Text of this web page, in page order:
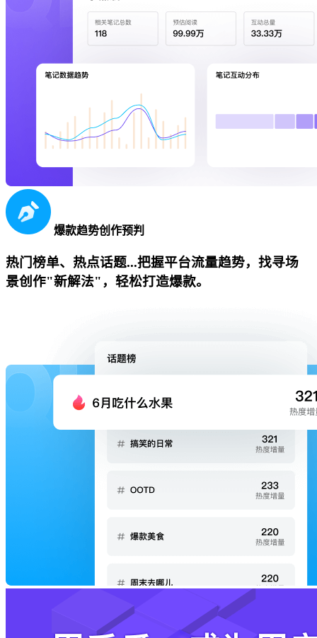
爆款趋势创作预判
热门榜单、热点话题...把握平台流量趋势，找寻场
景创作"新解法"，轻松打造爆款。